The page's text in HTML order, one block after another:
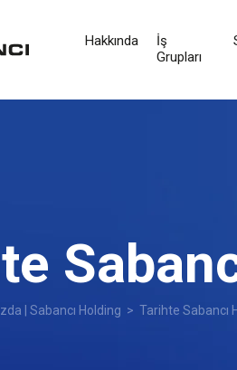
Hakkında
İş
Grupları
| Sabancı Holding > Tarihte Sabancı